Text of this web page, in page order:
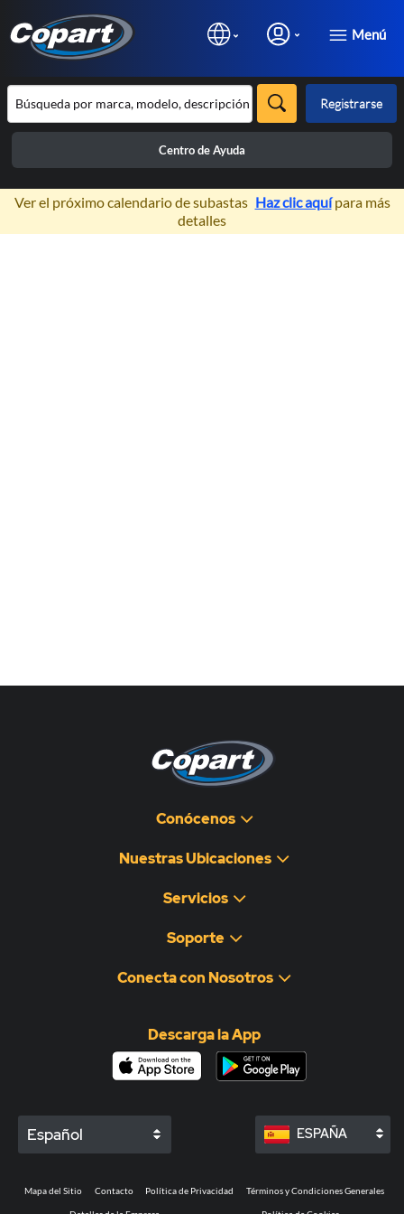
Menú
Registrarse
Centro de Ayuda
×
Ver el próximo calendario de subastas Haz clic aquípara más
detalles
Conócenos
Nuestras Ubicaciones
Servicios
Soporte
Conecta con Nosotros
Descarga la App
Español ESPAÑA
Mapa del Sitio Contacto Política de Privacidad Términos y Condiciones Generales